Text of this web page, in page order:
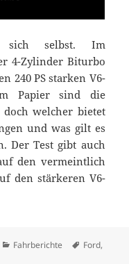
sich selbst. Im
4-Zylinder Biturbo
240 PS starken V6-
Papier sind die
welcher bietet
und was gilt es
Der Test gibt auch
den vermeintlich
den stärkeren V6-
Kategorien
Fahrberichte Ford,